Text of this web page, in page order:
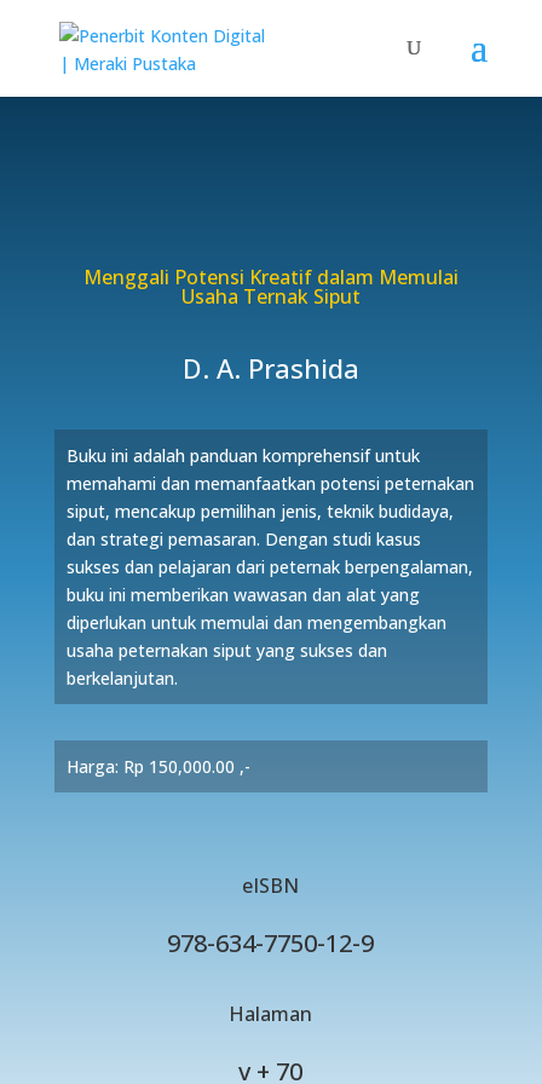
Menggali Potensi Kreatif dalam Memulai
Usaha Ternak Siput
D. A. Prashida
Buku ini adalah panduan komprehensif untuk
memahami dan memanfaatkan potensi peternakan
siput, mencakup pemilihan jenis, teknik budidaya,
dan strategi pemasaran. Dengan studi kasus
sukses dan pelajaran dari peternak berpengalaman,
buku ini memberikan wawasan dan alat yang
diperlukan untuk memulai dan mengembangkan
usaha peternakan siput yang sukses dan
berkelanjutan.
Harga: Rp 150,000.00 ,-
eISBN
978-634-7750-12-9
Halaman
v + 70